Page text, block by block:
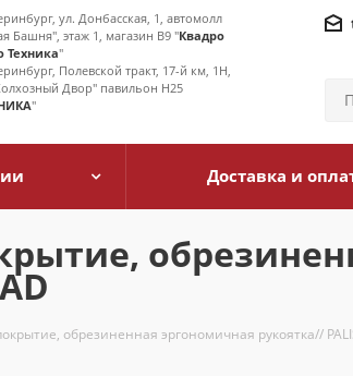
ул. Донбасская, 1, автомолл
Башня", этаж 1, магазин В9 "Квадро
Техника"
Полевской тракт, 17-й км, 1Н,
Двор" павильон Н25
"
Доставка и
обрезиненная эргономичная рукоятка//